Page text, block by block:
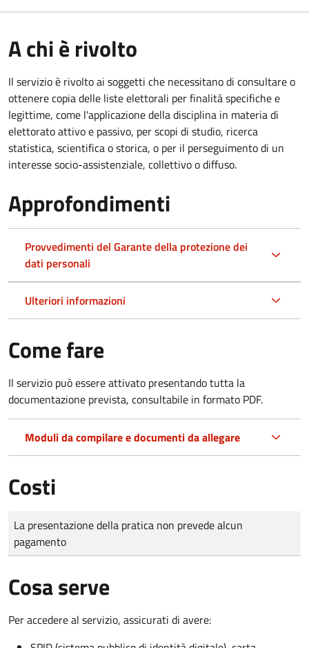
A chi è rivolto
Il servizio è rivolto ai soggetti che necessitano di consultare o
ottenere copia delle liste elettorali per finalità specifiche e
legittime, come l'applicazione della disciplina in materia di
elettorato attivo e passivo, per scopi di studio, ricerca
statistica, scientifica o storica, o per il perseguimento di un
interesse socio-assistenziale, collettivo o diffuso.
Approfondimenti
Provvedimenti del Garante della protezione dei
dati personali
Ulteriori informazioni
Come fare
Il servizio può essere attivato presentando tutta la
documentazione prevista, consultabile in formato PDF.
Moduli da compilare e documenti da allegare
Costi
Tipo di pagamento
Importo
La presentazione della pratica non prevede alcun
pagamento
Cosa serve
Per accedere al servizio, assicurati di avere: